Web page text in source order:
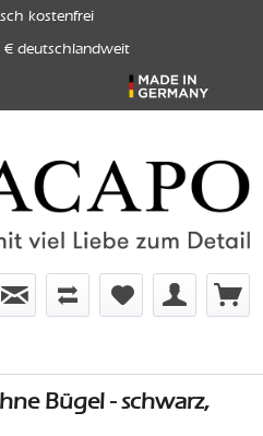
kostenfrei
€ deutschlandweit
Bügel - schwarz,